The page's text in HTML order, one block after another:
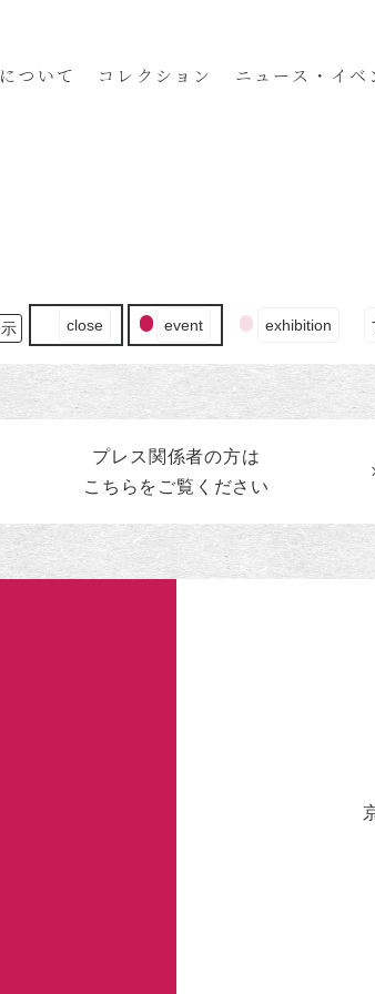
について コレクション ニュース・イベ
ン
ト
ー
close event exhibition
プレス関係者の方は
こちらをご覧ください